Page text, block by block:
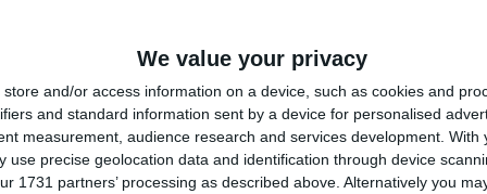
We value your privacy
store and/or access information on a device, such as cookies and
and standard information sent by a device for personalised
measurement, audience research and services development. With
use precise geolocation data and identification through device
1731 partners’ processing as described above. Alternatively you
Constanța, vizita factorului poștal la început de lună
ritual al siguranței financiare. Această siguranță a fost însă
au trezit că, deși figurau în sistem ca fiind plătite,